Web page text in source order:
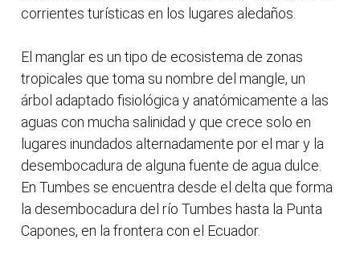
corrientes turísticas en los lugares aledaños.
El manglar es un tipo de ecosistema de zonas
tropicales que toma su nombre del mangle, un
árbol adaptado fisiológica y anatómicamente a las
aguas con mucha salinidad y que crece solo en
lugares inundados alternadamente por el mar y la
desembocadura de alguna fuente de agua dulce.
En Tumbes se encuentra desde el delta que forma
la desembocadura del río Tumbes hasta la Punta
Capones, en la frontera con el Ecuador.